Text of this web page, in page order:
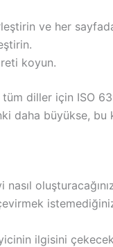
ve her
koyun.
diller için ISO
daha büyükse,
ilgisini